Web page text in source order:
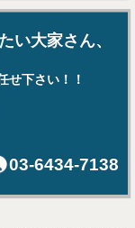
い大家さん、
せ下さい！！
03-6434-7138